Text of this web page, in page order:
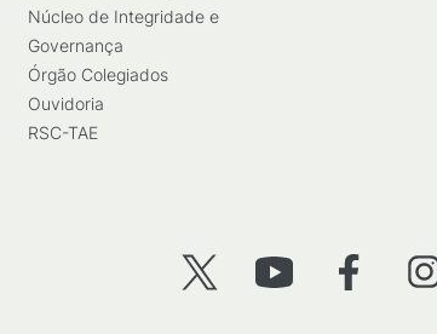
Núcleo de Integridade e
Governança
Órgão Colegiados
Ouvidoria
RSC-TAE